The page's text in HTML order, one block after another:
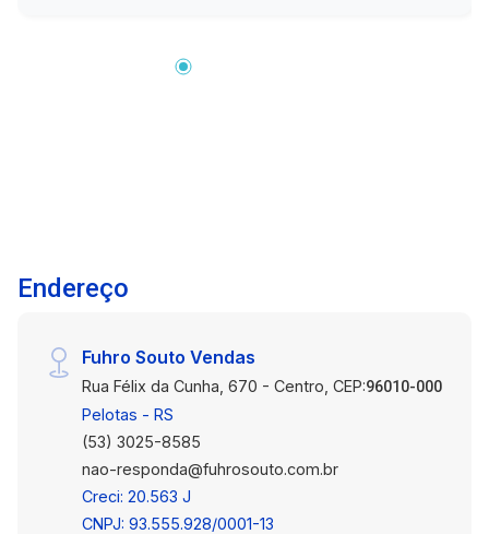
cômoda, oferecendo um espaço confortável
distribuído e pronto para você se mudar e
começar a desfrutar de todo o conforto. Não
no Edifício Residencial Toscana Residence.
Entre em contato agora mesmo para agendar
uma visita e descobrir todas as vantagens de
morar neste local encantador.
Endereço
Fuhro Souto Vendas
Rua Félix da Cunha, 670 - Centro, CEP:96010-000
Pelotas - RS
(53) 3025-8585
nao-responda@fuhrosouto.com.br
Creci: 20.563 J
CNPJ: 93.555.928/0001-13